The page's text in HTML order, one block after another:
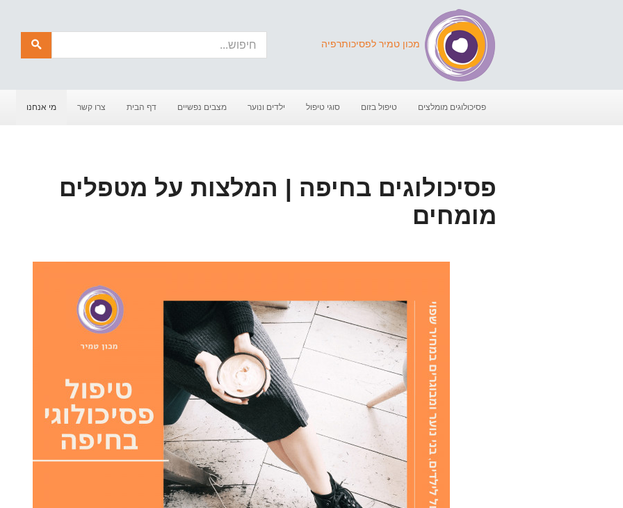
מכון טמיר לפסיכותרפיה
חיפוש
פסיכולוגים מומלצים טיפול בזום סוגי טיפול ילדים ונוער מצבים נפשיים דף הבית צרו קשר מי אנחנו
פסיכולוגים בחיפה | המלצות על מטפלים
מומחים